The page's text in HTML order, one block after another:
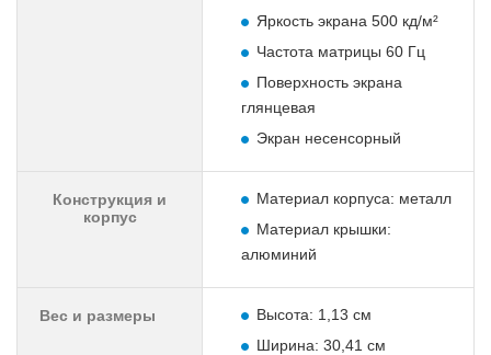
Яркость экрана 500 кд/м²
Частота матрицы 60 Гц
Поверхность экрана
глянцевая
Экран несенсорный
Конструкция и
корпус
Материал корпуса: металл
Материал крышки:
алюминий
Вес и размеры
Высота: 1,13 см
Ширина: 30,41 см